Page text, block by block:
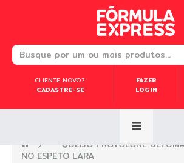
CLIENTE NOVO?
CADASTRE-SE
FAZER
LOGIN
—›
QUEIJO PROVOLONE
NO ESPETO LARA
CLIENTE NOVO?
CADASTRE-SE
FAZER
LOGIN